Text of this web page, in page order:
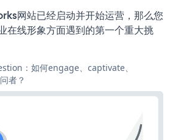
网站已经启动并开始运营，那么您
在线形象方面遇到的第一个重大挑
：如何engage、captivate、
者？